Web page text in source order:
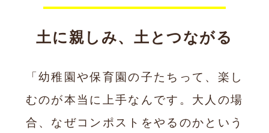
土に親しみ、土とつながる
「幼稚園や保育園の子たちって、楽し
むのが本当に上手なんです。大人の場
合、なぜコンポストをやるのかという